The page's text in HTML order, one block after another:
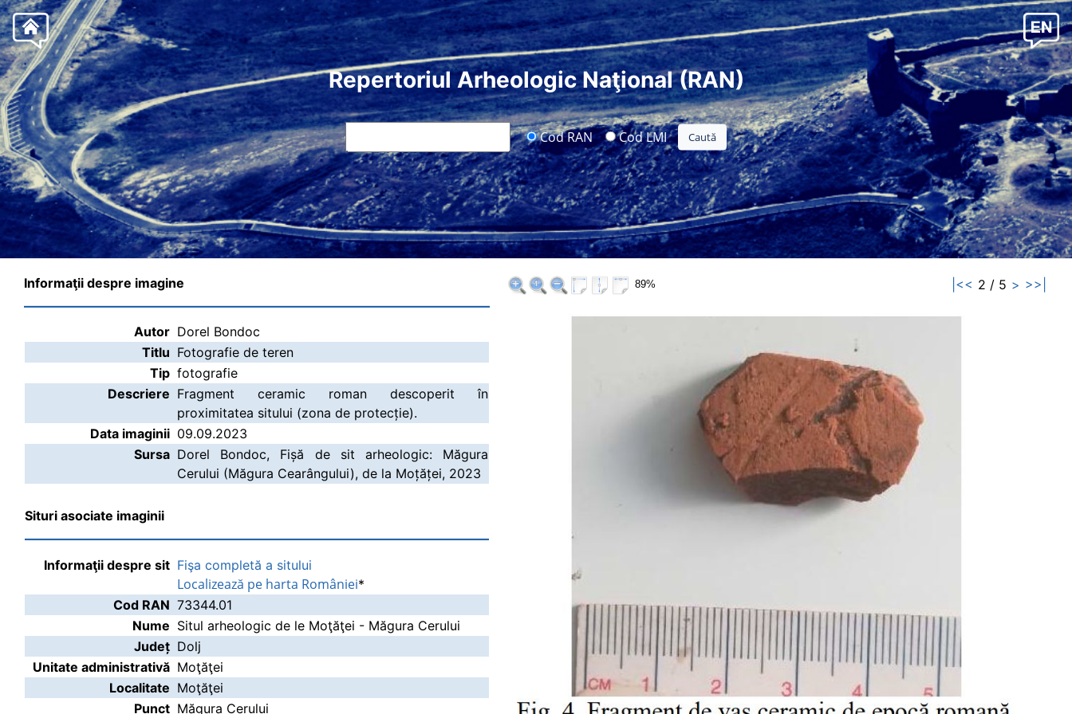
Repertoriul Arheologic Naţional (RAN)
Cod RAN Cod LMI
Informaţii despre imagine
Autor Dorel Bondoc
Titlu Fotografie de teren
Tip fotografie
Descriere Fragment ceramic roman descoperit în
proximitatea sitului (zona de protecție).
Data imaginii 09.09.2023
Sursa Dorel Bondoc, Fișă de sit arheologic: Măgura
Cerului (Măgura Cearângului), de la Moțăței, 2023
Situri asociate imaginii
Informaţii despre sit Fişa completă a sitului
Localizează pe harta României*
Cod RAN 73344.01
Nume Situl arheologic de le Moţăţei - Măgura Cerului
Județ Dolj
Unitate administrativă Moţăţei
Localitate Moţăţei
Punct Măgura Cerului
|<< 2 / 5 > >>|
89%